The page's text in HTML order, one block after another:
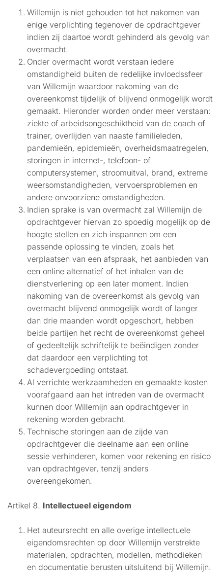
Willemijn is niet gehouden tot het nakomen van
enige verplichting tegenover de opdrachtgever
indien zij daartoe wordt gehinderd als gevolg van
overmacht.
Onder overmacht wordt verstaan iedere
omstandigheid buiten de redelijke invloedssfeer
van Willemijn waardoor nakoming van de
overeenkomst tijdelijk of blijvend onmogelijk wordt
gemaakt. Hieronder worden onder meer verstaan:
ziekte of arbeidsongeschiktheid van de coach of
trainer, overlijden van naaste familieleden,
pandemieën, epidemieën, overheidsmaatregelen,
storingen in internet-, telefoon- of
computersystemen, stroomuitval, brand, extreme
weersomstandigheden, vervoersproblemen en
andere onvoorziene omstandigheden.
Indien sprake is van overmacht zal Willemijn de
opdrachtgever hiervan zo spoedig mogelijk op de
hoogte stellen en zich inspannen om een
passende oplossing te vinden, zoals het
verplaatsen van een afspraak, het aanbieden van
een online alternatief of het inhalen van de
dienstverlening op een later moment. Indien
nakoming van de overeenkomst als gevolg van
overmacht blijvend onmogelijk wordt of langer
dan drie maanden wordt opgeschort, hebben
beide partijen het recht de overeenkomst geheel
of gedeeltelijk schriftelijk te beëindigen zonder
dat daardoor een verplichting tot
schadevergoeding ontstaat.
Al verrichte werkzaamheden en gemaakte kosten
voorafgaand aan het intreden van de overmacht
kunnen door Willemijn aan opdrachtgever in
rekening worden gebracht.
Technische storingen aan de zijde van
opdrachtgever die deelname aan een online
sessie verhinderen, komen voor rekening en risico
van opdrachtgever, tenzij anders
overeengekomen.
Artikel 8. Intellectueel eigendom
Het auteursrecht en alle overige intellectuele
eigendomsrechten op door Willemijn verstrekte
materialen, opdrachten, modellen, methodieken
en documentatie berusten uitsluitend bij Willemijn.